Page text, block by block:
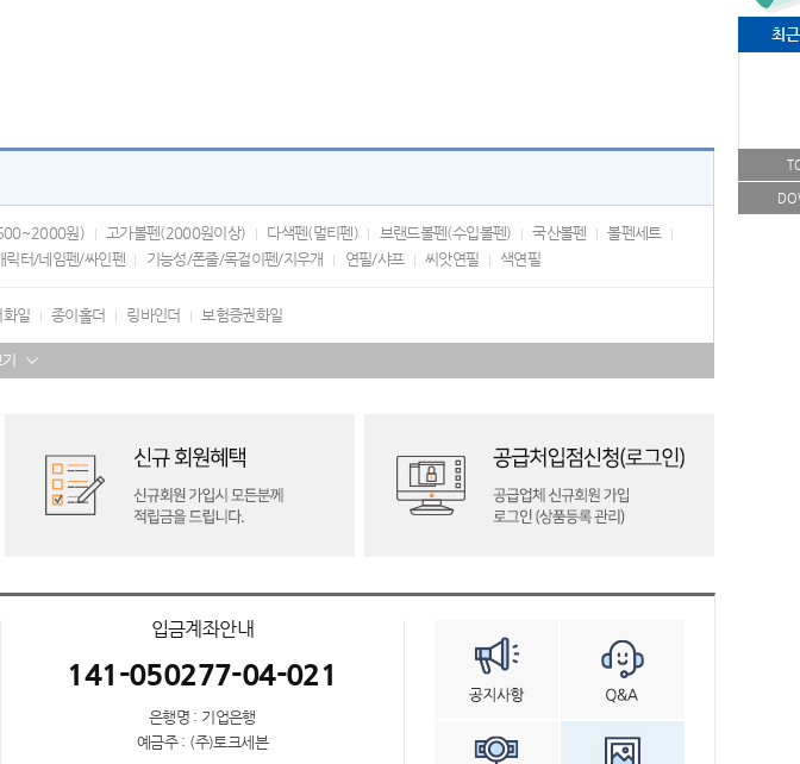
최
원) 고가볼펜(2000원이상) 다색펜(멀티펜) 브랜드볼펜(수입볼펜) 국산볼펜
볼펜세트
릭터/네임펜/싸인펜 기능성/폰줄/목걸이펜/지우개 연필/샤프 씨앗연필 색연필
화일 종이홀더 링바인더 보험증권화일
입금계좌안내
141-050277-04-021
은행명 : 기업은행
예금주 : (주)토크세븐